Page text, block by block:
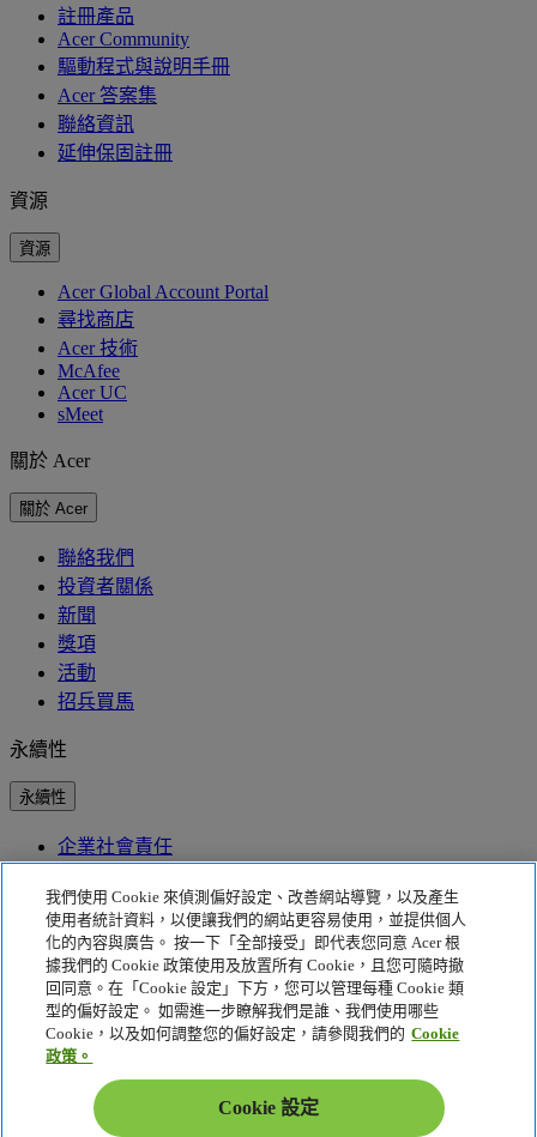
註冊產品
Acer Community
驅動程式與說明手冊
Acer 答案集
聯絡資訊
延伸保固註冊
資源
資源
Acer Global Account Portal
尋找商店
Acer 技術
McAfee
Acer UC
sMeet
關於 Acer
關於 Acer
聯絡我們
投資者關係
新聞
獎項
活動
招兵買馬
永續性
永續性
企業社會責任
Project Humanity
Earthion
EPEAT
隱私權政策
Cookie 政策
法律聲明
協助工具政策
Cookie 設定
我們使用 Cookie 來偵測偏好設定、改善網站導覽，以及產生
使用者統計資料，以便讓我們的網站更容易使用，並提供個人
化的內容與廣告。 按一下「全部接受」即代表您同意 Acer 根
據我們的 Cookie 政策使用及放置所有 Cookie，且您可隨時撤
回同意。在「Cookie 設定」下方，您可以管理每種 Cookie 類
型的偏好設定。 如需進一步瞭解我們是誰、我們使用哪些
Cookie，以及如何調整您的偏好設定，請參閱我們的 Cookie
政策。
Cookie 設定